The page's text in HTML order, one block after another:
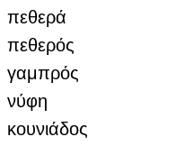
πεθερά
πεθερός
γαμπρός
νύφη
κουνιάδος